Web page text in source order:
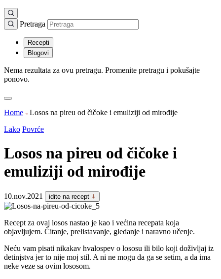
Pretraga
Recepti
Blogovi
Nema rezultata za ovu pretragu. Promenite pretragu i pokušajte
ponovo.
Home
Losos na pireu od čičoke i emuliziji od mirođije
Lako Povrće
Losos na pireu od čičoke i
emuliziji od mirođije
10.nov.2021 idite na recept
Recept za ovaj losos nastao je kao i većina recepata koja
objavljujem. Čitanje, prelistavanje, gledanje i naravno učenje.
Neću vam pisati nikakav hvalospev o lososu ili bilo koji doživljaj iz
detinjstva jer to nije moj stil. A ni ne mogu da ga se setim, a da ima
neke veze sa ovim lososom.